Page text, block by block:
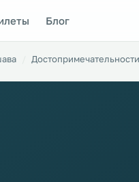
Блог
Достопримечательности